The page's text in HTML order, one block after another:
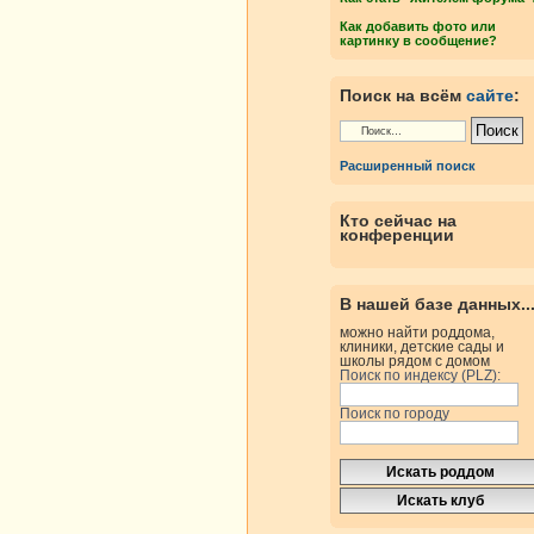
Как добавить фото или
картинку в сообщение?
Поиск на всём сайте:
Расширенный поиск
Кто сейчас на
конференции
В нашей базе данных...
можно найти роддома,
клиники, детские сады и
школы рядом с домом
Поиск по индексу (PLZ):
Поиск по городу